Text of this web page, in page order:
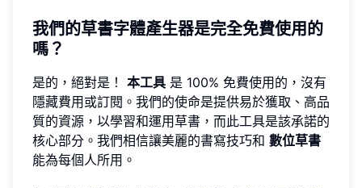
我們的草書字體產生器是完全免費使用的
嗎？
是的，絕對是！ 本工具 是 100% 免費使用的，沒有
隱藏費用或訂閱。我們的使命是提供易於獲取、高品
質的資源，以學習和運用草書，而此工具是該承諾的
核心部分。我們相信讓美麗的書寫技巧和 數位草書
能為每個人所用。